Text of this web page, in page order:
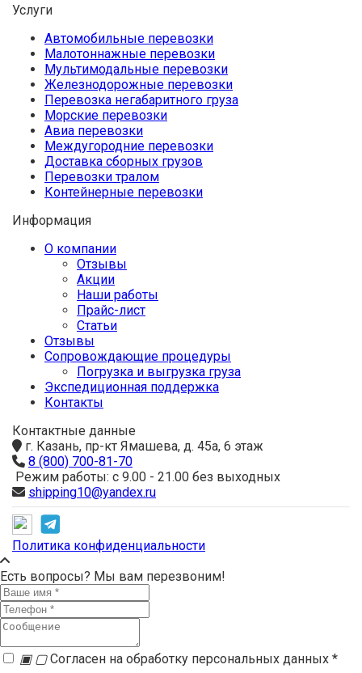
Услуги
Автомобильные перевозки
Малотоннажные перевозки
Мультимодальные перевозки
Железнодорожные перевозки
Перевозка негабаритного груза
Морские перевозки
Авиа перевозки
Междугородние перевозки
Доставка сборных грузов
Перевозки тралом
Контейнерные перевозки
Информация
О компании
Отзывы
Акции
Наши работы
Прайс-лист
Статьи
Отзывы
Сопровождающие процедуры
Погрузка и выгрузка груза
Экспедиционная поддержка
Контакты
Контактные данные
г. Казань, пр-кт Ямашева, д. 45а, 6 этаж
8 (800) 700-81-70
Режим работы: с 9.00 - 21.00 без выходных
shipping10@yandex.ru
Политика конфиденциальности
Есть вопросы? Мы вам перезвоним!
▣ ▢Согласен на обработку персональных данных *